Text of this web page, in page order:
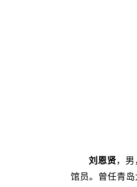
刘恩贤，
馆员。曾任青